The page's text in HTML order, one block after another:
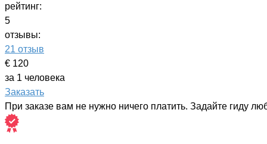
рейтинг:
5
отзывы:
21 отзыв
€ 120
за 1 человека
Заказать
При заказе вам не нужно ничего платить. Задайте гиду